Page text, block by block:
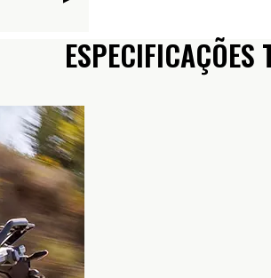
ESPECIFICAÇÕES